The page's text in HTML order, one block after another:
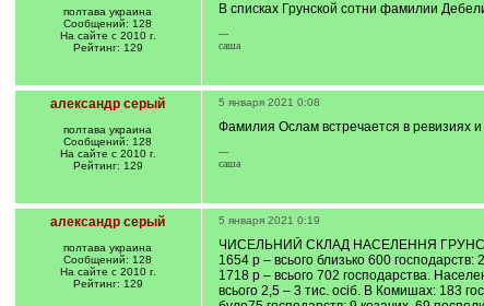
полтава украина
Сообщений: 128
На сайте с 2010 г.
Рейтинг: 129
В списках Грунской сотни фамилии
---
саша
александр серый
полтава украина
Сообщений: 128
На сайте с 2010 г.
Рейтинг: 129
5 января 2021 0:08
Фамилия Ослам встречается в ревизиях
---
саша
александр серый
полтава украина
Сообщений: 128
На сайте с 2010 г.
Рейтинг: 129
5 января 2021 0:19
ЧИСЕЛЬНИЙ СКЛАД НАСЕЛЕННЯ
1654 р – всього близько 600
1718 р – всього 702 господарства.
всього 2,5 – 3 тис. осіб. В Комишах: 183